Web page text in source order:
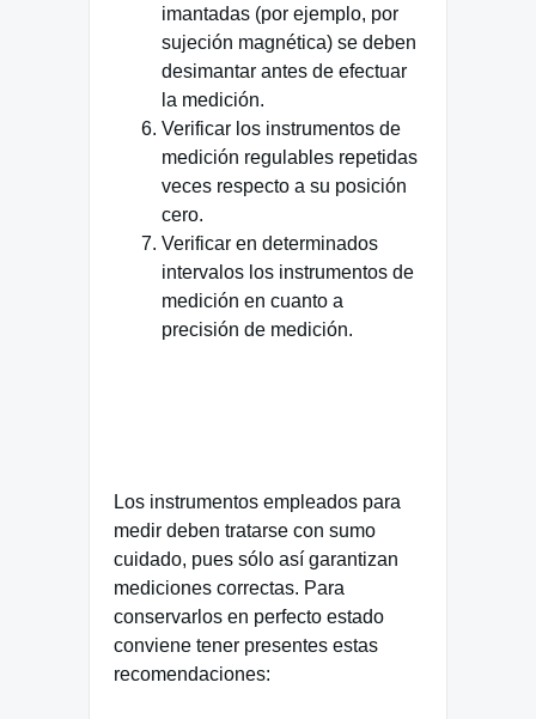
imantadas (por ejemplo, por
sujeción magnética) se deben
desimantar antes de efectuar
la medición.
Verificar los instrumentos de
medición regulables repetidas
veces respecto a su posición
cero.
Verificar en determinados
intervalos los instrumentos de
medición en cuanto a
precisión de medición.
Los instrumentos empleados para
medir deben tratarse con sumo
cuidado, pues sólo así garantizan
mediciones correctas. Para
conservarlos en perfecto estado
conviene tener presentes estas
recomendaciones: